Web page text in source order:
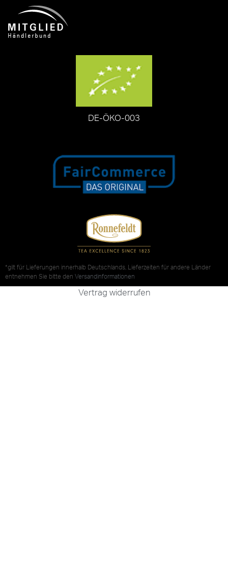
DE-ÖKO-003
*gilt für Lieferungen innerhalb Deutschlands, Lieferzeiten für andere Länder
entnehmen Sie bitte den Versandinformationen
Vertrag widerrufen